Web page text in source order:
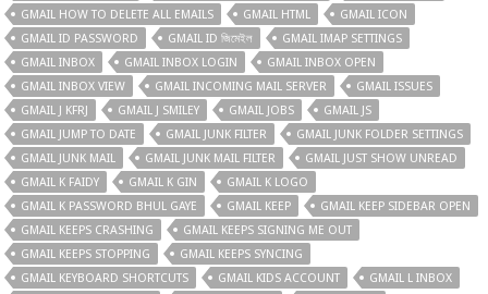
GMAIL HOW TO DELETE ALL EMAILS
GMAIL HTML
GMAIL ICON
GMAIL ID PASSWORD
GMAIL ID জিমেইল
GMAIL IMAP SETTINGS
GMAIL INBOX
GMAIL INBOX LOGIN
GMAIL INBOX OPEN
GMAIL INBOX VIEW
GMAIL INCOMING MAIL SERVER
GMAIL ISSUES
GMAIL J KFRJ
GMAIL J SMILEY GMAIL JOBS
GMAIL JS
GMAIL JUMP TO DATE
GMAIL JUNK FILTER
GMAIL JUNK FOLDER SETTINGS
GMAIL JUNK MAIL
GMAIL JUNK MAIL FILTER
GMAIL JUST SHOW UNREAD
GMAIL K FAIDY
GMAIL K GIN
GMAIL K LOGO
GMAIL K PASSWORD BHUL GAYE
GMAIL KEEP
GMAIL KEEP SIDEBAR OPEN
GMAIL KEEPS CRASHING
GMAIL KEEPS SIGNING ME OUT
GMAIL KEEPS STOPPING
GMAIL KEEPS SYNCING
GMAIL KEYBOARD SHORTCUTS
GMAIL KIDS ACCOUNT
GMAIL L INBOX